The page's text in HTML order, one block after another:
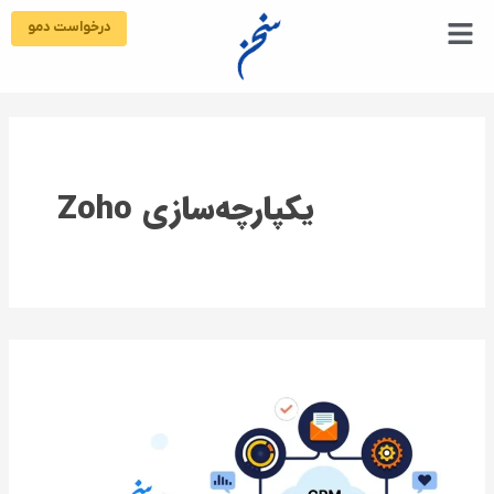
درخواست دمو
یکپارچه‌سازی Zoho